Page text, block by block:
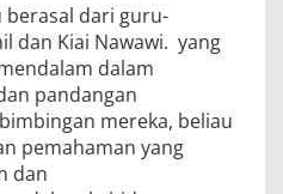
dari guru-
dan Kiai Nawawi. yang
dalam
pandangan
mereka, beliau
pemahaman yang
dan